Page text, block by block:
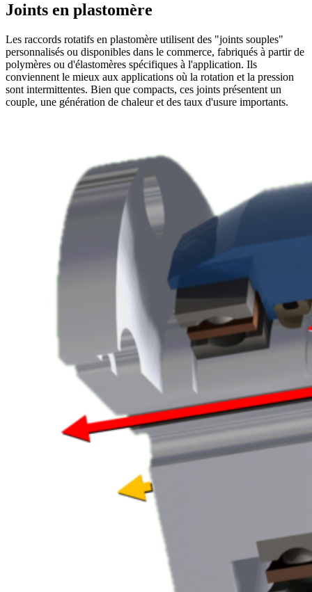
Joints en plastomère
Les raccords rotatifs en plastomère utilisent des "joints souples"
personnalisés ou disponibles dans le commerce, fabriqués à partir de
polymères ou d'élastomères spécifiques à l'application. Ils
conviennent le mieux aux applications où la rotation et la pression
sont intermittentes. Bien que compacts, ces joints présentent un
couple, une génération de chaleur et des taux d'usure importants.